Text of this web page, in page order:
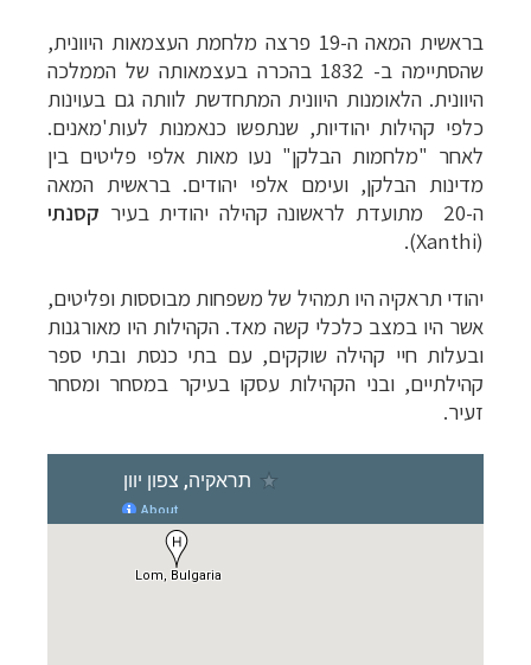
בראשית המאה ה-19 פרצה מלחמת העצמאות היוונית,
שהסתיימה ב- 1832 בהכרה בעצמאותה של הממלכה
היוונית. הלאומנות היוונית המתחדשת לוותה גם בעוינות
כלפי קהילות יהודיות, שנתפשו כנאמנות לעות'מאנים.
לאחר "מלחמות הבלקן" נעו מאות אלפי פליטים בין
מדינות הבלקן, ועימם אלפי יהודים. בראשית המאה
ה-20 מתועדת לראשונה קהילה יהודית בעיר
קסנתי
(
Xanthi
).
יהודי תראקיה היו תמהיל של משפחות מבוססות ופליטים,
אשר היו במצב כלכלי קשה מאד. הקהילות היו מאורגנות
ובעלות חיי קהילה שוקקים, עם בתי כנסת ובתי ספר
קהילתיים, ובני הקהילות עסקו בעיקר במסחר ומסחר
זעיר.